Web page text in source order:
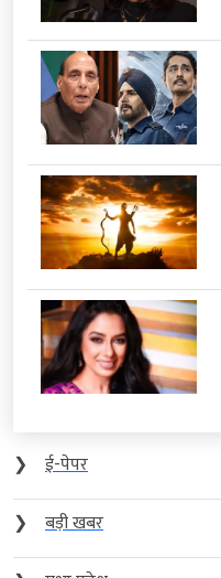
❯
ई-पेपर
❯
बड़ी खबर